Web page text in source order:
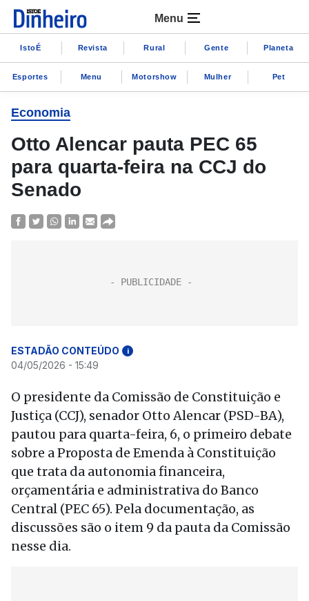
Menu
IstoÉ Revista Rural Gente Planeta
Esportes Menu Motorshow Mulher Pet
Economia
Otto Alencar pauta PEC 65
para quarta-feira na CCJ do
Senado
ESTADÃO CONTEÚDO i
04/05/2026 - 15:49
O presidente da Comissão de Constituição e
Justiça (CCJ), senador Otto Alencar (PSD-BA),
pautou para quarta-feira, 6, o primeiro debate
sobre a Proposta de Emenda à Constituição
que trata da autonomia financeira,
orçamentária e administrativa do Banco
Central (PEC 65). Pela documentação, as
discussões são o item 9 da pauta da Comissão
nesse dia.